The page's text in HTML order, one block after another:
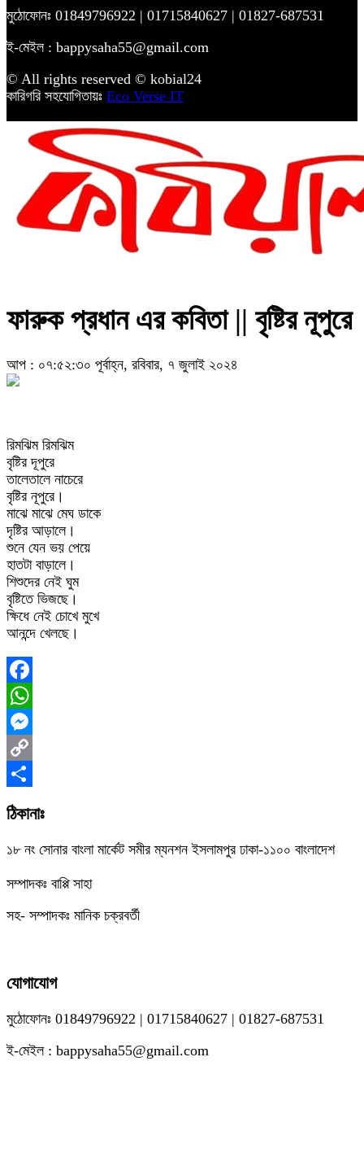
মুঠোফোনঃ 01849796922 | 01715840627 | 01827-687531
ই-মেইল : bappysaha55@gmail.com
© All rights reserved © kobial24
কারিগরি সহযোগিতায়ঃ Eco Verse IT
ফারুক প্রধান এর কবিতা || বৃষ্টির নূপুরে
আপ : ০৭:৫২:৩০ পূর্বাহ্ন, রবিবার, ৭ জুলাই ২০২৪
রিমঝিম রিমঝিম
বৃষ্টির দূপুরে
তালেতালে নাচেরে
বৃষ্টির নূপুরে।
মাঝে মাঝে মেঘ ডাকে
দৃষ্টির আড়ালে।
শুনে যেন ভয় পেয়ে
হাতটা বাড়ালে।
শিশুদের নেই ঘুম
বৃষ্টিতে ভিজছে।
ক্ষিধে নেই চোখে মুখে
আনন্দে খেলছে।
Facebook
WhatsApp
Messenger
Copy
Link
Share
ঠিকানাঃ
১৮ নং সোনার বাংলা মার্কেট সমীর ম্যনশন ইসলামপুর ঢাকা-১১০০ বাংলাদেশ
সম্পাদকঃ বাপ্পি সাহা
সহ- সম্পাদকঃ মানিক চক্রবর্তী
যোগাযোগ
মুঠোফোনঃ 01849796922 | 01715840627 | 01827-687531
ই-মেইল : bappysaha55@gmail.com